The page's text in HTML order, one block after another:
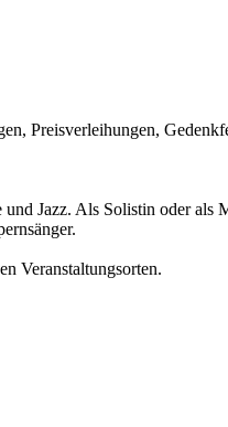
Preisverleihungen,
Jazz. Als Solistin oder als
Veranstaltungsorten.